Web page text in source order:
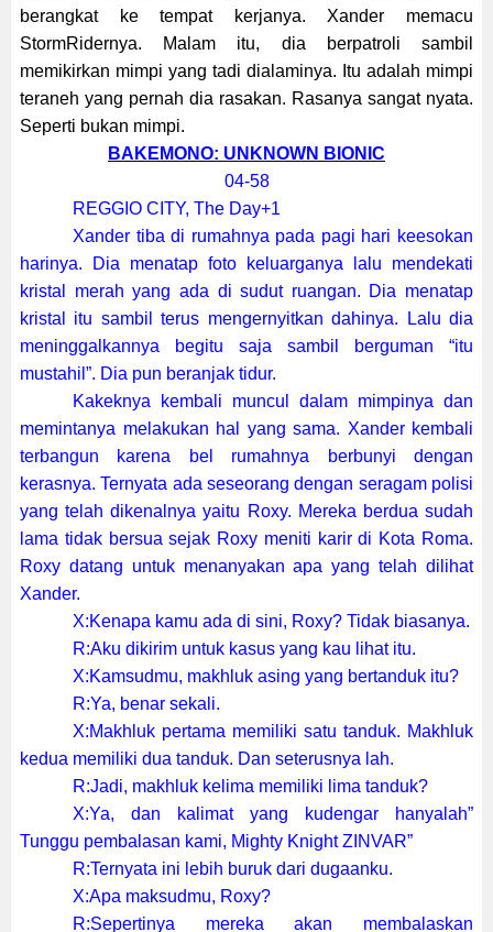
berangkat ke tempat kerjanya. Xander memacu
StormRidernya. Malam itu, dia berpatroli sambil
memikirkan mimpi yang tadi dialaminya. Itu adalah mimpi
teraneh yang pernah dia rasakan. Rasanya sangat nyata.
Seperti bukan mimpi.
BAKEMONO: UNKNOWN BIONIC
04-58
REGGIO CITY, The Day+1
Xander tiba di rumahnya pada pagi hari keesokan
harinya. Dia menatap foto keluarganya lalu mendekati
kristal merah yang ada di sudut ruangan. Dia menatap
kristal itu sambil terus mengernyitkan dahinya. Lalu dia
meninggalkannya begitu saja sambil berguman “itu
mustahil”. Dia pun beranjak tidur.
Kakeknya kembali muncul dalam mimpinya dan
memintanya melakukan hal yang sama. Xander kembali
terbangun karena bel rumahnya berbunyi dengan
kerasnya. Ternyata ada seseorang dengan seragam polisi
yang telah dikenalnya yaitu Roxy. Mereka berdua sudah
lama tidak bersua sejak Roxy meniti karir di Kota Roma.
Roxy datang untuk menanyakan apa yang telah dilihat
Xander.
X:Kenapa kamu ada di sini, Roxy? Tidak biasanya.
R:Aku dikirim untuk kasus yang kau lihat itu.
X:Kamsudmu, makhluk asing yang bertanduk itu?
R:Ya, benar sekali.
X:Makhluk pertama memiliki satu tanduk. Makhluk
kedua memiliki dua tanduk. Dan seterusnya lah.
R:Jadi, makhluk kelima memiliki lima tanduk?
X:Ya, dan kalimat yang kudengar hanyalah”
Tunggu pembalasan kami, Mighty Knight ZINVAR”
R:Ternyata ini lebih buruk dari dugaanku.
X:Apa maksudmu, Roxy?
R:Sepertinya mereka akan membalaskan